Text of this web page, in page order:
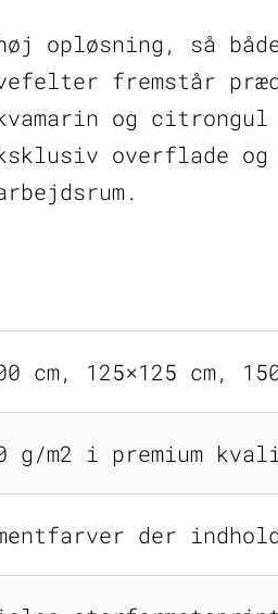
opløsning, så
fremstår
og
overflade og
cm, 125×125 cm,
g/m2 i premium
der